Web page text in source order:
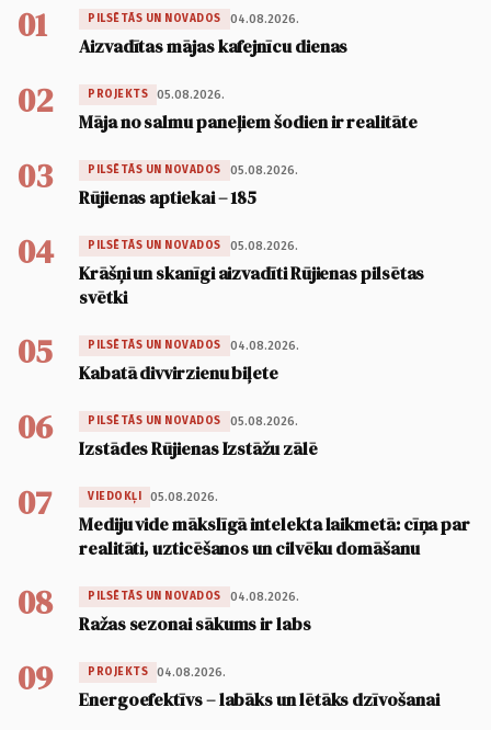
01 PILSĒTĀS UN NOVADOS 04.08.2026.
Aizvadītas mājas kafejnīcu dienas
02 PROJEKTS 05.08.2026.
Māja no salmu paneļiem šodien ir realitāte
03 PILSĒTĀS UN NOVADOS 05.08.2026.
Rūjienas aptiekai – 185
04 PILSĒTĀS UN NOVADOS 05.08.2026.
Krāšņi un skanīgi aizvadīti Rūjienas pilsētas
svētki
05 PILSĒTĀS UN NOVADOS 04.08.2026.
Kabatā divvirzienu biļete
06 PILSĒTĀS UN NOVADOS 05.08.2026.
Izstādes Rūjienas Izstāžu zālē
07 VIEDOKĻI 05.08.2026.
Mediju vide mākslīgā intelekta laikmetā: cīņa par
realitāti, uzticēšanos un cilvēku domāšanu
08 PILSĒTĀS UN NOVADOS 04.08.2026.
Ražas sezonai sākums ir labs
09 PROJEKTS 04.08.2026.
Energoefektīvs – labāks un lētāks dzīvošanai